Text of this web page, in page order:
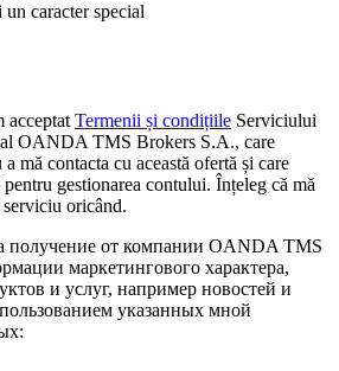
caracter special
acceptat Termenii și condițiile Serviciului
al OANDA TMS Brokers S.A., care
mă contacta cu această ofertă și care
gestionarea contului. Înțeleg că mă
serviciu oricând.
получение от компании OANDA TMS
маркетингового характера,
и услуг, например новостей и
указанных мной